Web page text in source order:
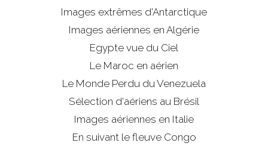
Images extrêmes d'Antarctique
Images aériennes en Algérie
Egypte vue du Ciel
Le Maroc en aérien
Le Monde Perdu du Venezuela
Sélection d'aériens au Brésil
Images aériennes en Italie
En suivant le fleuve Congo